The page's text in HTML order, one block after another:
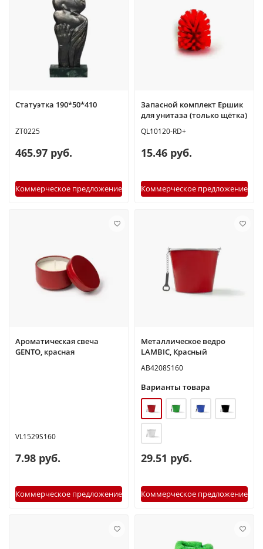
Статуэтка 190*50*410
ZT0225
465.97 руб.
Коммерческое предложение
Запасной комплект Ершик
для унитаза (только щётка)
QL10120-RD+
15.46 руб.
Коммерческое предложение
Ароматическая свеча
GENTO, красная
VL1529S160
7.98 руб.
Коммерческое предложение
Металлическое ведро
LAMBIC, Красный
AB4208S160
Варианты товара
29.51 руб.
Коммерческое предложение